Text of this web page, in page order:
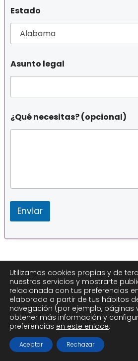
Estado
Asunto legal
¿Qué necesitas? (opcional)
Enviar
Vinculo Legal notarios Illinois
Utilizamos cookies propias y de
nuestros servicios y mostrarte
relacionada con tus preferencias
elaborado a partir de tus hábitos
navegación (por ejemplo, páginas
obtener más información y
preferencias en este enlace.
Aceptar Rechazar